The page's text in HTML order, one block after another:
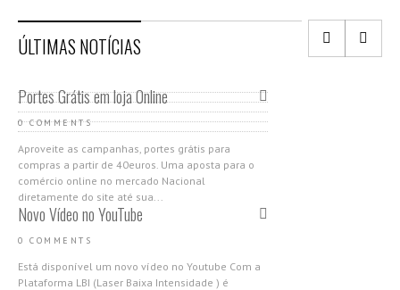
ÚLTIMAS NOTÍCIAS
Portes Grátis em loja Online
0 COMMENTS
Aproveite as campanhas, portes grátis para
compras a partir de 40euros. Uma aposta para o
comércio online no mercado Nacional
diretamente do site até sua...
Novo Vídeo no YouTube
0 COMMENTS
Está disponível um novo vídeo no Youtube Com a
Plataforma LBI (Laser Baixa Intensidade ) é